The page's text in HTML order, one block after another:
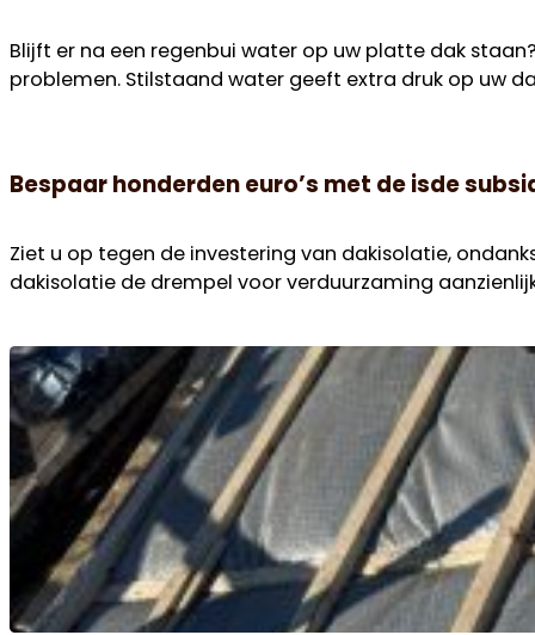
Blijft er na een regenbui water op uw platte dak
problemen. Stilstaand water geeft extra druk op uw
Bespaar honderden euro’s met de isde
Ziet u op tegen de investering van dakisolatie,
dakisolatie de drempel voor verduurzaming